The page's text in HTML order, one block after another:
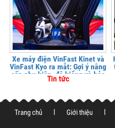
Xe máy điện VinFast Kinet và
VinFast Kyo ra mắt: Gợi ý nâng
cấp phụ kiện, độ kiểng và bảo
vệ xe tại
Tin tức
Trang chủ Giới thiệu